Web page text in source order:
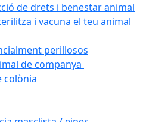
de drets i benestar animal
i vacuna el teu animal
perillosos
de companya
colònia